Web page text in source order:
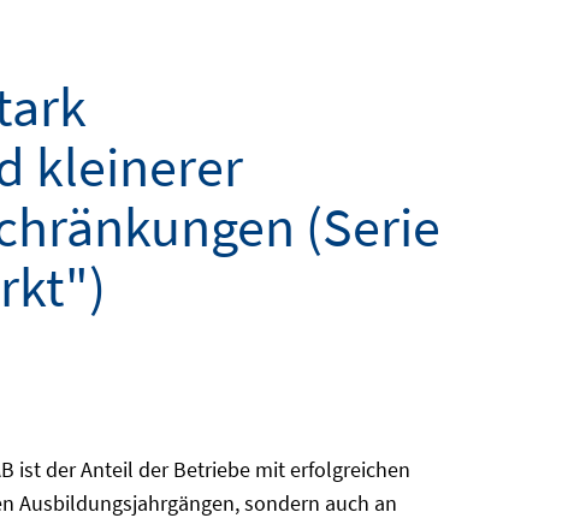
kleinerer
(Serie
ist der Anteil der Betriebe mit erfolgreichen
Ausbildungsjahrgängen, sondern auch an